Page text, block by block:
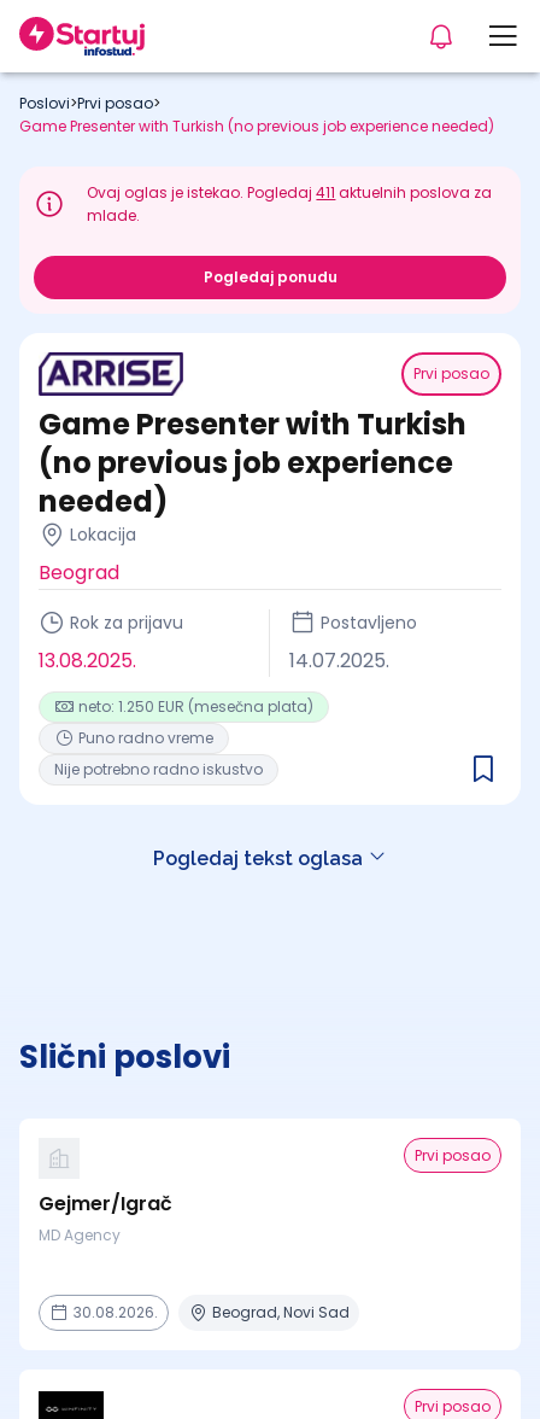
Poslovi>Prvi posao>
Game Presenter with Turkish (no previous job experience needed)
Ovaj oglas je istekao. Pogledaj411 aktuelnih poslova za
mlade.
Pogledaj ponudu
Prvi posao
Game Presenter with Turkish
(no previous job experience
needed)
Lokacija
Beograd
Rok za prijavu
13.08.2025.
Postavljeno
14.07.2025.
neto: 1.250 EUR (mesečna plata)
Puno radno vreme
Nije potrebno radno iskustvo
Pogledaj tekst oglasa
Slični poslovi
Prvi posao
Gejmer/Igrač
MD Agency
30.08.2026. Beograd, Novi Sad
Prvi posao